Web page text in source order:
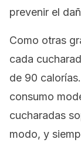
prevenir el
Como otras
cada
de 90
consumo
cucharadas
modo, y